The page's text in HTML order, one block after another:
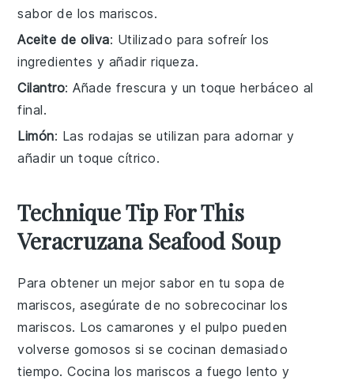
sabor de los mariscos.
Aceite de oliva: Utilizado para sofreír los
ingredientes y añadir riqueza.
Cilantro: Añade frescura y un toque herbáceo al
final.
Limón: Las rodajas se utilizan para adornar y
añadir un toque cítrico.
Technique Tip For This
Veracruzana Seafood Soup
Para obtener un mejor sabor en tusopa de
mariscos, asegúrate de no sobrecocinar los
mariscos. Loscamarones y el pulpo pueden
volverse gomosos si se cocinan demasiado
tiempo. Cocina los mariscos a fuego lento y